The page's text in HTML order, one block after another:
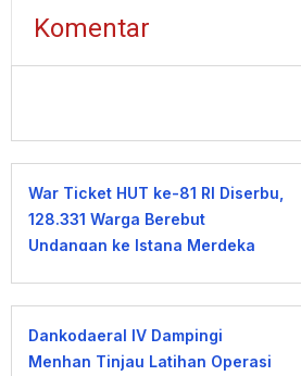
Komentar
War Ticket HUT ke-81 RI Diserbu,
128.331 Warga Berebut
Undangan ke Istana Merdeka
Dankodaeral IV Dampingi
Menhan Tinjau Latihan Operasi